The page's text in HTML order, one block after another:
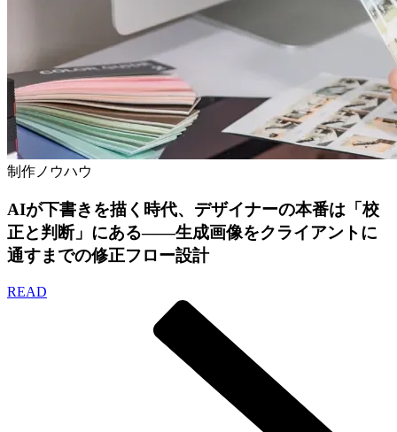
制作ノウハウ
AIが下書きを描く時代、デザイナーの本番は「校
正と判断」にある——生成画像をクライアントに
通すまでの修正フロー設計
READ